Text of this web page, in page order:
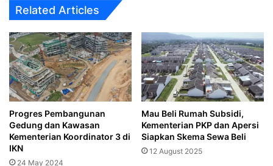
Related Articles
Progres Pembangunan
Gedung dan Kawasan
Kementerian Koordinator 3 di
IKN
24 May 2024
Mau Beli Rumah Subsidi,
Kementerian PKP dan Apersi
Siapkan Skema Sewa Beli
12 August 2025